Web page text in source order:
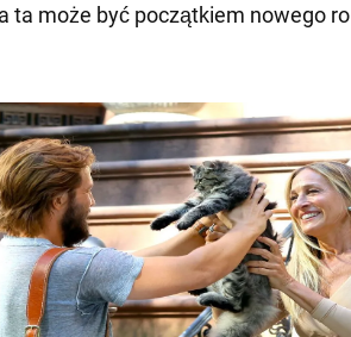
ta może być początkiem nowego